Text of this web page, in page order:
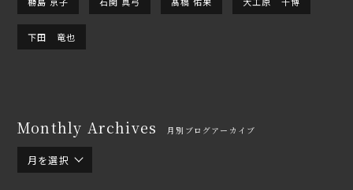
下田 竜也
Monthly Archives 月別ブログアーカイブ
月を選択